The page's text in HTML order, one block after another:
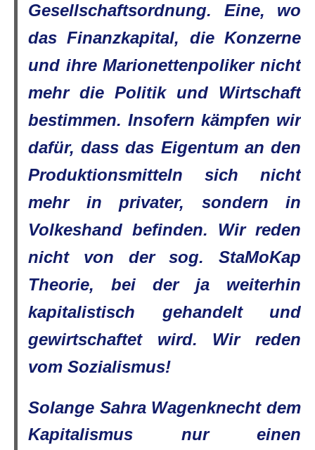
Gesellschaftsordnung. Eine, wo
das Finanzkapital, die Konzerne
und ihre Marionettenpoliker nicht
mehr die Politik und Wirtschaft
bestimmen. Insofern kämpfen wir
dafür, dass das Eigentum an den
Produktionsmitteln sich nicht
mehr in privater, sondern in
Volkeshand befinden. Wir reden
nicht von der sog. StaMoKap
Theorie, bei der ja weiterhin
kapitalistisch gehandelt und
gewirtschaftet wird. Wir reden
vom Sozialismus!
Solange Sahra Wagenknecht dem
Kapitalismus nur einen